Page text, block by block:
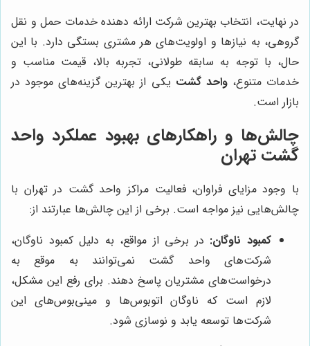
در نهایت، انتخاب بهترین شرکت ارائه دهنده خدمات حمل و نقل
گروهی، به نیازها و اولویت‌های هر مشتری بستگی دارد. با این
حال، با توجه به سابقه طولانی، تجربه بالا، قیمت مناسب و
خدمات متنوع،واحد گشت یکی از بهترین گزینه‌های موجود در
بازار است.
چالش‌ها و راهکارهای بهبود عملکرد واحد
گشت تهران
با وجود مزایای فراوان، فعالیت مراکز واحد گشت در تهران با
چالش‌هایی نیز مواجه است. برخی از این چالش‌ها عبارتند از:
کمبود ناوگان: در برخی از مواقع، به دلیل کمبود ناوگان،
شرکت‌های واحد گشت نمی‌توانند به موقع به
درخواست‌های مشتریان پاسخ دهند. برای رفع این مشکل،
لازم است که ناوگان اتوبوس‌ها و مینی‌بوس‌های این
شرکت‌ها توسعه یابد و نوسازی شود.